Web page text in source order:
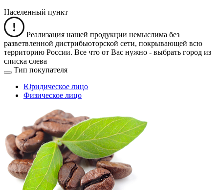
Населенный пункт
Реализация нашей продукции немыслима без
разветвленной дистрибьюторской сети, покрывающей всю
территорию России. Все что от Вас нужно - выбрать город из
списка слева
Тип покупателя
Юридическое лицо
Физическое лицо